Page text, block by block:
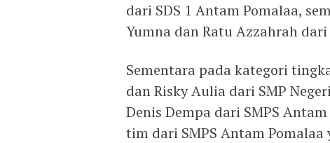
dari SDS 1 Antam Pomalaa,
Yumna dan Ratu Azzahrah dari
Sementara pada kategori
dan Risky Aulia dari SMP
Denis Dempa dari SMPS
tim dari SMPS Antam